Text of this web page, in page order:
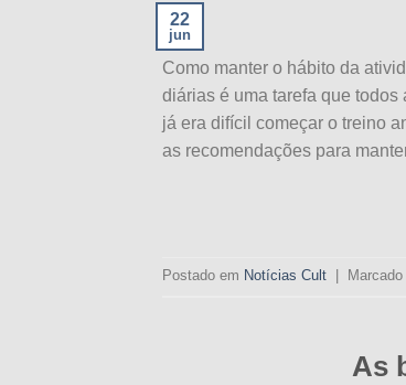
22
jun
Como manter o hábito da
diárias é uma tarefa que todos
já era difícil começar o treino
as recomendações para
Postado em Notícias Cult Marcado
As